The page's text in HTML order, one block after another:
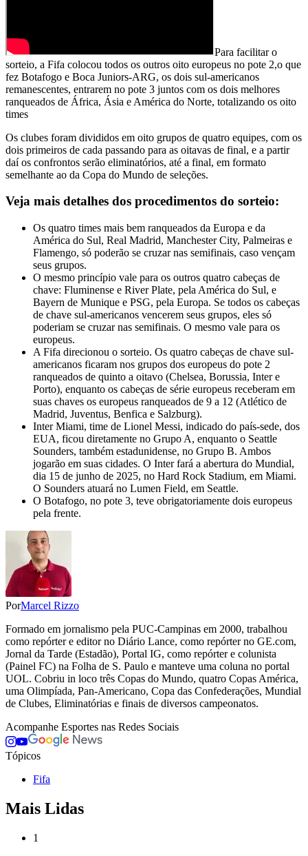
Para facilitar o
sorteio, a Fifa colocou todos os outros oito europeus no pote 2,o que
fez Botafogo e Boca Juniors-ARG, os dois sul-americanos
remanescentes, entrarem no pote 3 juntos com os dois melhores
ranqueados de África, Ásia e América do Norte, totalizando os oito
times
Os clubes foram divididos em oito grupos de quatro equipes, com os
dois primeiros de cada passando para as oitavas de final, e a partir
daí os confrontos serão eliminatórios, até a final, em formato
semelhante ao da Copa do Mundo de seleções.
Veja mais detalhes dos procedimentos do sorteio:
Os quatro times mais bem ranqueados da Europa e da
América do Sul, Real Madrid, Manchester City, Palmeiras e
Flamengo, só poderão se cruzar nas semifinais, caso vençam
seus grupos.
O mesmo princípio vale para os outros quatro cabeças de
chave: Fluminense e River Plate, pela América do Sul, e
Bayern de Munique e PSG, pela Europa. Se todos os cabeças
de chave sul-americanos vencerem seus grupos, eles só
poderiam se cruzar nas semifinais. O mesmo vale para os
europeus.
A Fifa direcionou o sorteio. Os quatro cabeças de chave sul-
americanos ficaram nos grupos dos europeus do pote 2
ranqueados de quinto a oitavo (Chelsea, Borussia, Inter e
Porto), enquanto os cabeças de série europeus receberam em
suas chaves os europeus ranqueados de 9 a 12 (Atlético de
Madrid, Juventus, Benfica e Salzburg).
Inter Miami, time de Lionel Messi, indicado do país-sede, dos
EUA, ficou diretamente no Grupo A, enquanto o Seattle
Sounders, também estadunidense, no Grupo B. Ambos
jogarão em suas cidades. O Inter fará a abertura do Mundial,
dia 15 de junho de 2025, no Hard Rock Stadium, em Miami.
O Sounders atuará no Lumen Field, em Seattle.
O Botafogo, no pote 3, teve obrigatoriamente dois europeus
pela frente.
PorMarcel Rizzo
Formado em jornalismo pela PUC-Campinas em 2000, trabalhou
como repórter e editor no Diário Lance, como repórter no GE.com,
Jornal da Tarde (Estadão), Portal IG, como repórter e colunista
(Painel FC) na Folha de S. Paulo e manteve uma coluna no portal
UOL. Cobriu in loco três Copas do Mundo, quatro Copas América,
uma Olimpíada, Pan-Americano, Copa das Confederações, Mundial
de Clubes, Eliminatórias e finais de diversos campeonatos.
Acompanhe Esportes nas Redes Sociais
Tópicos
Fifa
Mais Lidas
1